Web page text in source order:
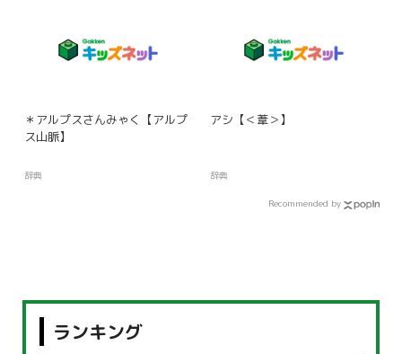
＊アルプスさんみゃく【アルプ
ス山脈】
辞典
アシ【＜葦＞】
辞典
Recommended by
ランキング